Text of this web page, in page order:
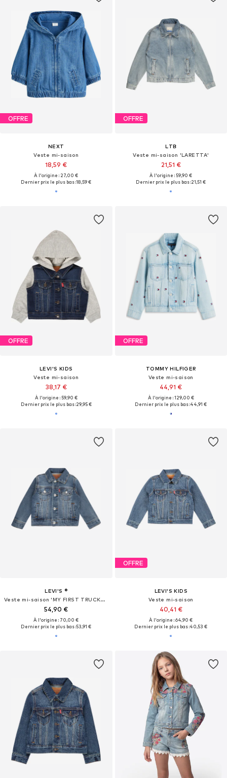
OFFRE
NEXT
Veste mi-saison
18,59 €
À l'origine : 27,00 €
Dernier prix le plus bas :18,59 €
OFFRE
LTB
Veste mi-saison 'LARETTA'
21,51 €
À l'origine : 59,90 €
Dernier prix le plus bas :21,51 €
OFFRE
LEVI'S KIDS
Veste mi-saison
38,17 €
À l'origine : 59,90 €
Dernier prix le plus bas :29,95 €
OFFRE
TOMMY HILFIGER
Veste mi-saison
44,91 €
À l'origine : 129,00 €
Dernier prix le plus bas :44,91 €
LEVI'S ®
Veste mi-saison 'MY FIRST TRUCKER'
54,90 €
À l'origine : 70,00 €
Dernier prix le plus bas :53,91 €
OFFRE
LEVI'S KIDS
Veste mi-saison
40,41 €
À l'origine : 64,90 €
Dernier prix le plus bas :40,53 €